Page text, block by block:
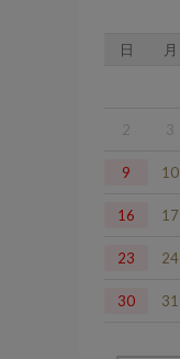
日 月
2 3
9 10
16 17
23 24
30 31